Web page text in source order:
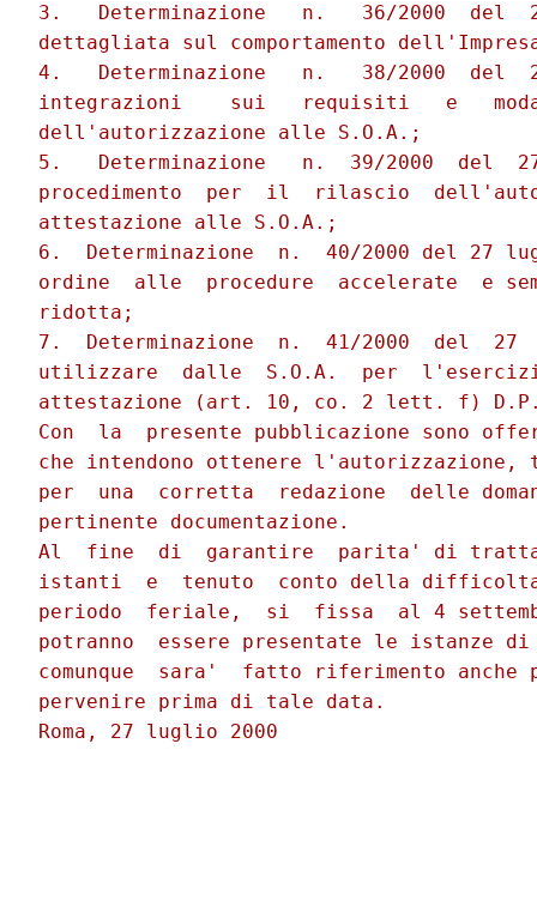
3.   Determinazione   n.   36/2000  del
dettagliata sul comportamento
4.   Determinazione   n.   38/2000
integrazioni    sui   requisiti   e
dell'autorizzazione alle S.O.A.;
5.   Determinazione   n.  39/2000  del
procedimento  per  il  rilascio
attestazione alle S.O.A.;
6.  Determinazione  n.  40/2000 del 27
ordine  alle  procedure  accelerate  e
ridotta;
7.  Determinazione  n.  41/2000  del  27
utilizzare  dalle  S.O.A.  per
attestazione (art. 10, co. 2 lett. f)
Con  la  presente pubblicazione sono
che intendono ottenere
per  una  corretta  redazione  delle
pertinente documentazione.
Al  fine  di  garantire  parita' di
istanti  e  tenuto  conto della difficolta'
periodo  feriale,  si  fissa  al 4
potranno  essere presentate le istanze
comunque  sara'  fatto riferimento anche
pervenire prima di tale data.
Roma, 27 luglio 2000